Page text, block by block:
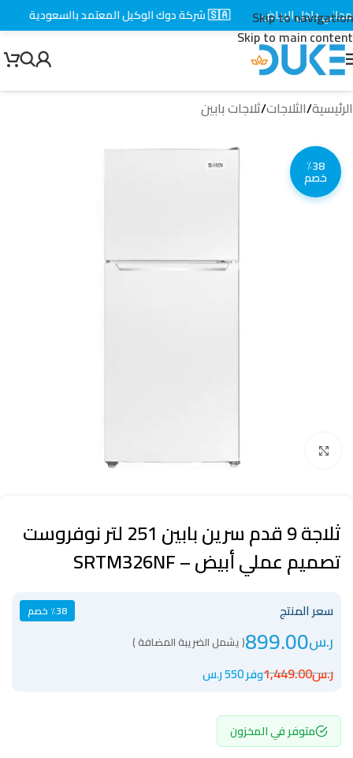
Skip to navigation
Skip to main content
الرئيسية/الثلاجات/ثلاجات بابين
٪38
خصم
ثلاجة 9 قدم سرين بابين 251 لتر نوفروست
تصميم عملي أبيض – SRTM326NF
سعر المنتج ٪38 خصم
ر.س899.00( يشمل الضريبة المضافة )
ر.س1,449.00وفر 550 ر.س
متوفر في المخزون
داخل الرياض 🇸🇦 شركة دوك الوكيل المعتمد بالسعودية